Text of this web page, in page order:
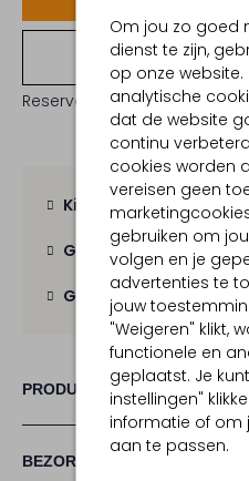
Om jou zo goed
dienst te zijn,
op onze website.
analytische
dat de website
continu
cookies worden
vereisen geen
gebruiken om
volgen en je
advertenties te
jouw
"Weigeren" klikt,
functionele en
geplaatst. Je
instellingen"
informatie of om
aan te passen.
Bekijk
Reserveer direct in een van
Kies zelf je
Gratis verzending
Gratis retour binnen
PRODUCT INFORMATIE
BEZORGEN & RETOURNEREN